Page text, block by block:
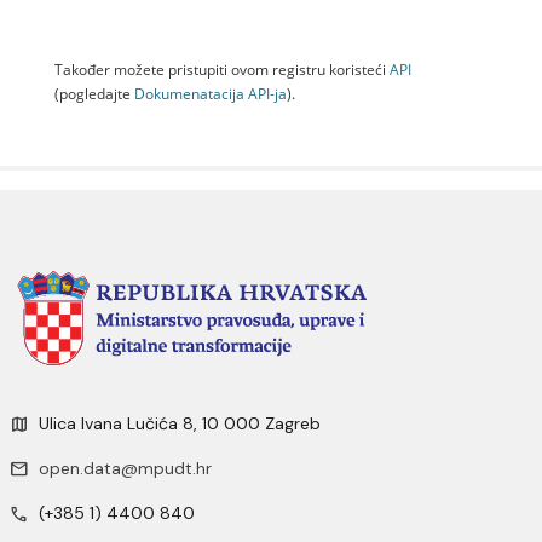
Također možete pristupiti ovom registru koristeći API
(pogledajte Dokumenаtаcijа API-jа).